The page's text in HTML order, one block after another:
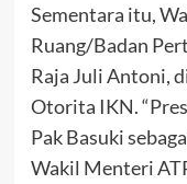
Sementara itu,
Ruang/Badan
Raja Juli Antoni,
Otorita IKN.
Pak Basuki
Wakil Menteri